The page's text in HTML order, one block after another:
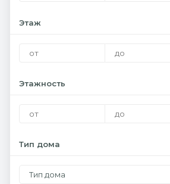
Этаж
Этажность
Тип дома
Тип дома